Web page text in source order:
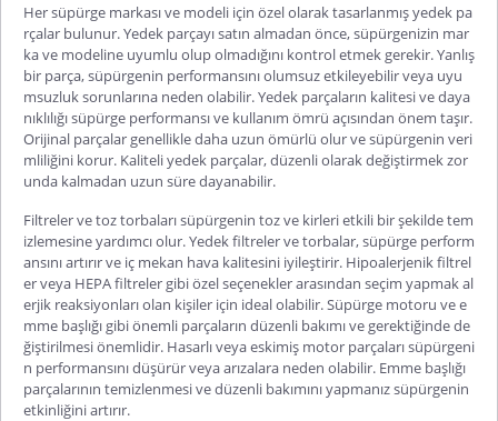
Her süpürge markası ve modeli için özel olarak tasarlanmış yedek pa
rçalar bulunur. Yedek parçayı satın almadan önce, süpürgenizin mar
ka ve modeline uyumlu olup olmadığını kontrol etmek gerekir. Yanlış
bir parça, süpürgenin performansını olumsuz etkileyebilir veya uyu
msuzluk sorunlarına neden olabilir. Yedek parçaların kalitesi ve daya
nıklılığı süpürge performansı ve kullanım ömrü açısından önem taşır.
Orijinal parçalar genellikle daha uzun ömürlü olur ve süpürgenin veri
mliliğini korur. Kaliteli yedek parçalar, düzenli olarak değiştirmek zor
unda kalmadan uzun süre dayanabilir.
Filtreler ve toz torbaları süpürgenin toz ve kirleri etkili bir şekilde tem
izlemesine yardımcı olur. Yedek filtreler ve torbalar, süpürge perform
ansını artırır ve iç mekan hava kalitesini iyileştirir. Hipoalerjenik filtrel
er veya HEPA filtreler gibi özel seçenekler arasından seçim yapmak al
erjik reaksiyonları olan kişiler için ideal olabilir. Süpürge motoru ve e
mme başlığı gibi önemli parçaların düzenli bakımı ve gerektiğinde de
ğiştirilmesi önemlidir. Hasarlı veya eskimiş motor parçaları süpürgeni
n performansını düşürür veya arızalara neden olabilir. Emme başlığı
parçalarının temizlenmesi ve düzenli bakımını yapmanız süpürgenin
etkinliğini artırır.